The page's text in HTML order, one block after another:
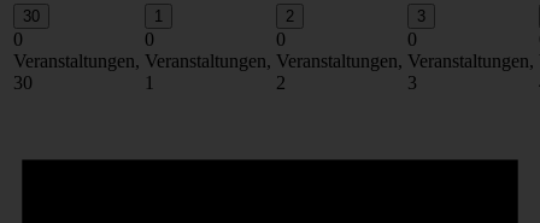
30
0
Veranstaltungen,
30
1
0
Veranstaltungen,
1
2
0
Veranstaltungen,
2
3
0
Veranstaltungen,
3